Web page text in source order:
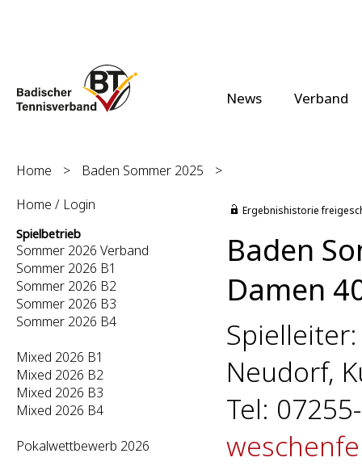
News Verband
Home > Baden Sommer 2025
>
Home / Login
Spielbetrieb
Sommer 2026 Verband
Sommer 2026 B1
Sommer 2026 B2
Sommer 2026 B3
Sommer 2026 B4
Mixed 2026 B1
Mixed 2026 B2
Mixed 2026 B3
Mixed 2026 B4
Pokalwettbewerb 2026
Ergebnishistorie
Baden
Damen
Neudorf,
Tel: